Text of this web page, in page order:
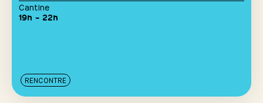
Cantine
19h – 22h
RENCONTRE